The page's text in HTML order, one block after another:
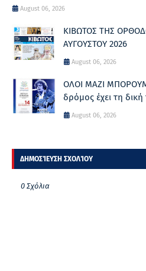
August 06, 2026
ΚΙΒΩΤΟΣ ΤΗΣ
ΑΥΓΟΥΣΤΟΥ 2026
August 06, 2026
ΟΛΟΙ ΜΑΖΙ
δρόμος έχει τη δική
August 06, 2026
ΔΗΜΟΣΊΕΥΣΗ ΣΧΟΛΊΟΥ
0 Σχόλια